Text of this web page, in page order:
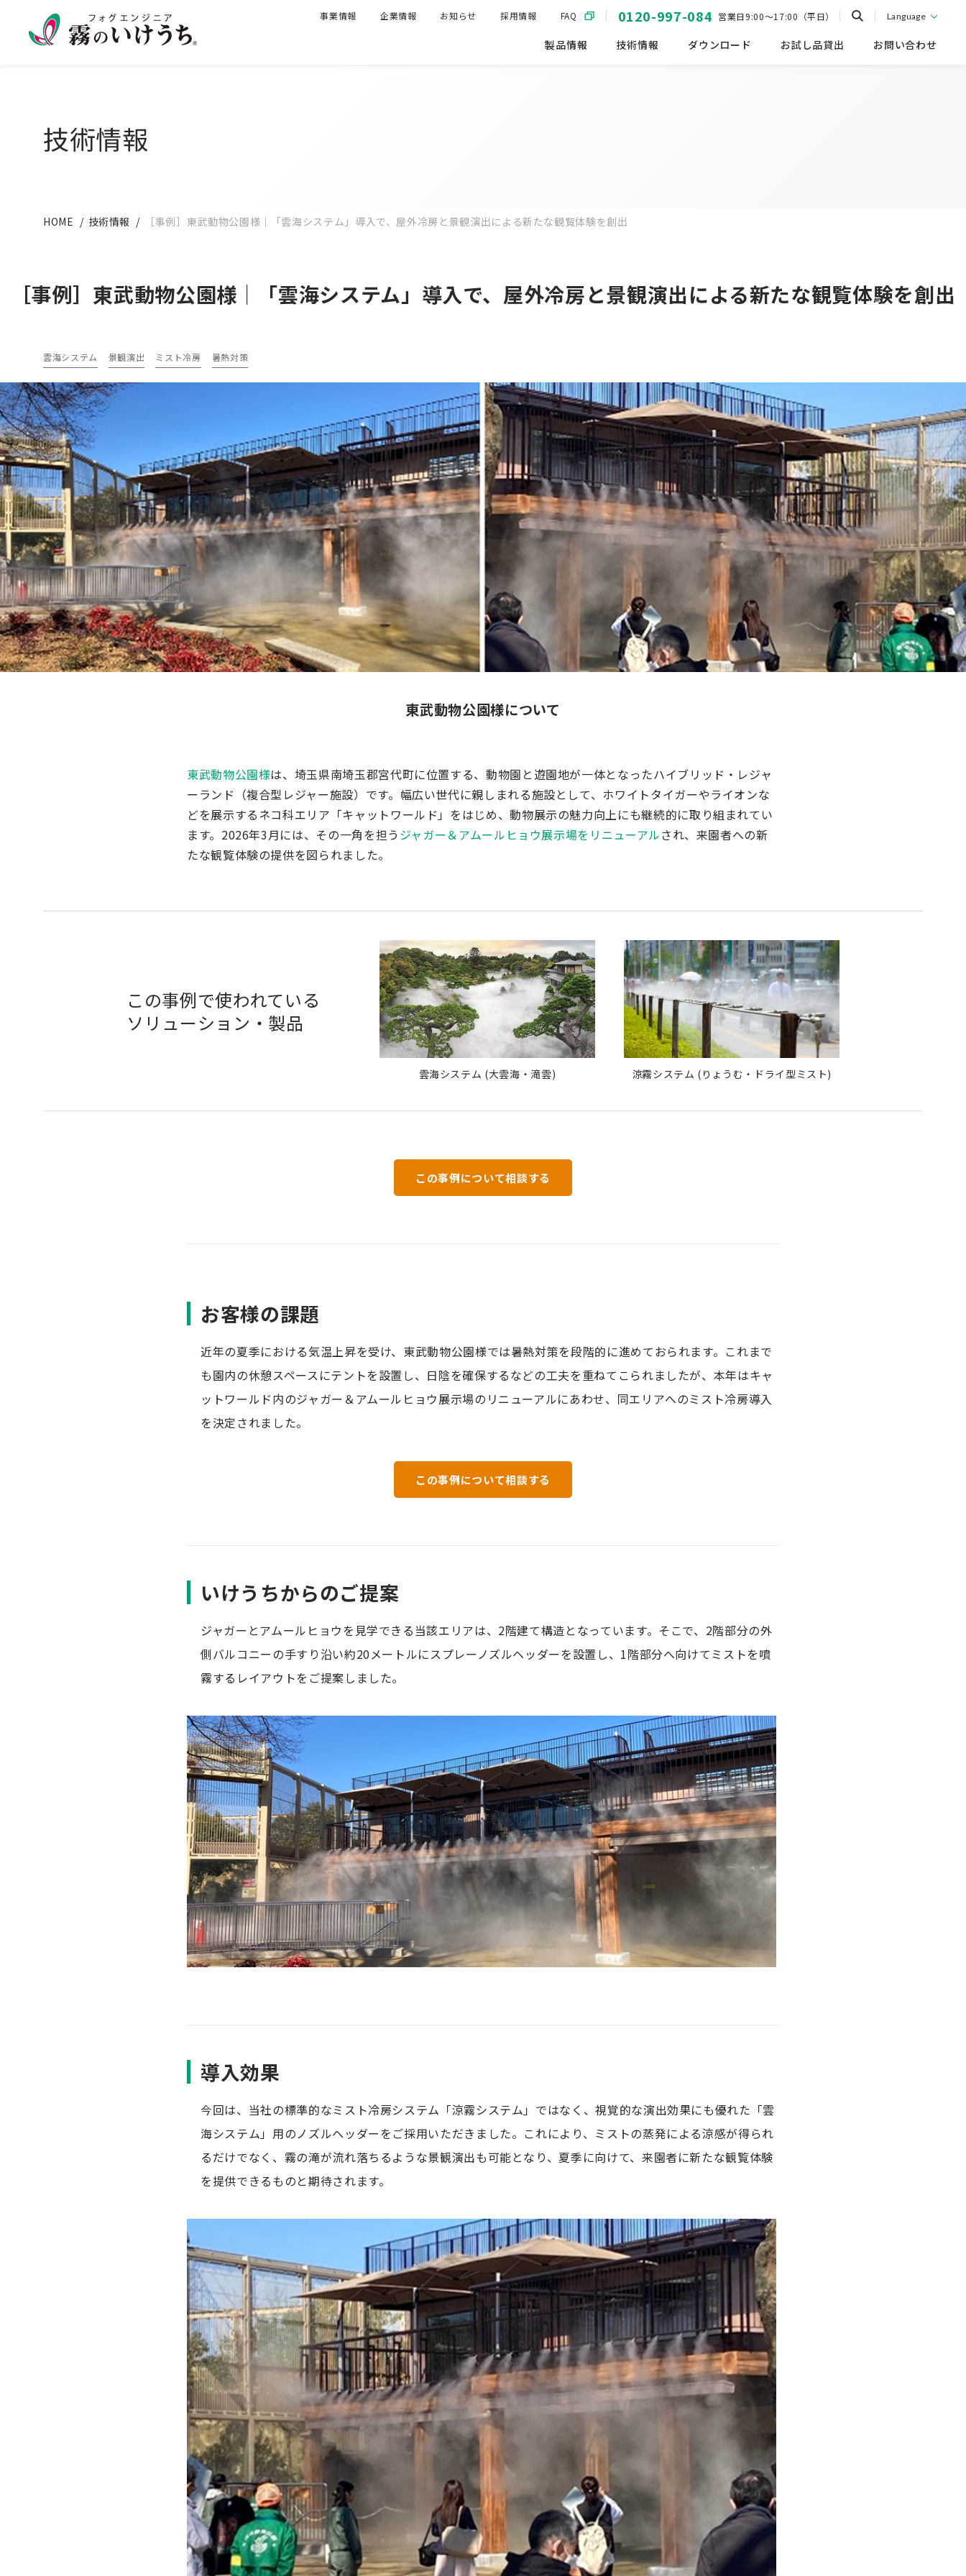
製品情報 技術情報 ダウンロード お試し品貸出 お問い合わせ
事業情報 企業情報 お知らせ 採用情報 FAQ 0120-997-084 営業日9:00～17:00（平日） Language
技術情報
HOME 技術情報 ［事例］東武動物公園様｜「雲海システム」導入で、屋外冷房と景観演出による新たな観覧体験を創出
［事例］東武動物公園様｜「雲海システム」導入で、屋外冷房と景観演出による新たな観覧体験を創出
雲海システム 景観演出 ミスト冷房 暑熱対策
東武動物公園様について
東武動物公園様は、埼玉県南埼玉郡宮代町に位置する、動物園と遊園地が一体となったハイブリッド・レジャ
ーランド（複合型レジャー施設）です。幅広い世代に親しまれる施設として、ホワイトタイガーやライオンな
どを展示するネコ科エリア「キャットワールド」をはじめ、動物展示の魅力向上にも継続的に取り組まれてい
ます。2026年3月には、その一角を担う ジャガー＆アムールヒョウ展示場をリニューアルされ、来園者への新
たな観覧体験の提供を図られました。
この事例で使われている
ソリューション・製品
雲海システム (大雲海・滝雲) 涼霧システム (りょうむ・ドライ型ミスト)
この事例について相談する
お客様の課題
近年の夏季における気温上昇を受け、東武動物公園様では暑熱対策を段階的に進めておられます。これまで
も園内の休憩スペースにテントを設置し、日陰を確保するなどの工夫を重ねてこられましたが、本年はキャ
ットワールド内のジャガー＆アムールヒョウ展示場のリニューアルにあわせ、同エリアへのミスト冷房導入
を決定されました。
この事例について相談する
いけうちからのご提案
ジャガーとアムールヒョウを見学できる当該エリアは、2階建て構造となっています。そこで、2階部分の外
側バルコニーの手すり沿い約20メートルにスプレーノズルヘッダーを設置し、1階部分へ向けてミストを噴
霧するレイアウトをご提案しました。
導入効果
今回は、当社の標準的なミスト冷房システム「涼霧システム」ではなく、視覚的な演出効果にも優れた「雲
海システム」用のノズルヘッダーをご採用いただきました。これにより、ミストの蒸発による涼感が得られ
るだけでなく、霧の滝が流れ落ちるような景観演出も可能となり、夏季に向けて、来園者に新たな観覧体験
を提供できるものと期待されます。